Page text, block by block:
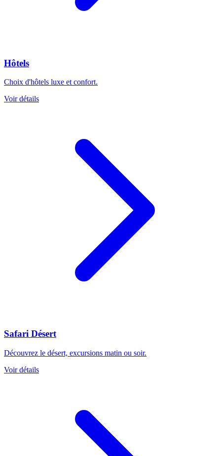
Hôtels
Choix d'hôtels luxe et confort.
Voir détails
Safari Désert
Découvrez le désert, excursions matin ou soir.
Voir détails